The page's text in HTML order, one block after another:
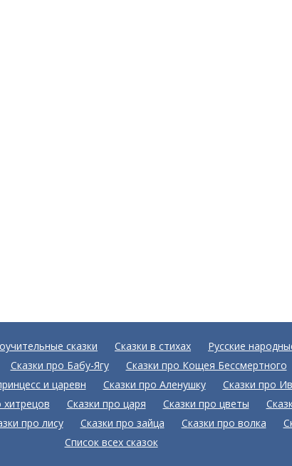
сказки Сказки в стихах Русские
Сказки про Бабу-Ягу Сказки про Кощея Бессмертного
и царевн Сказки про Аленушку Сказки про
хитрецов Сказки про царя Сказки про цветы
про лису Сказки про зайца Сказки про волка
Список всех сказок